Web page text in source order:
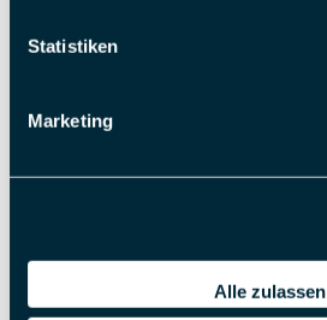
Statistiken
Marketing
Alle zulassen